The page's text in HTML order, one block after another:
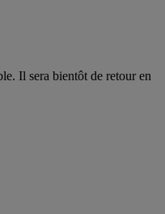
Il sera bientôt de retour en